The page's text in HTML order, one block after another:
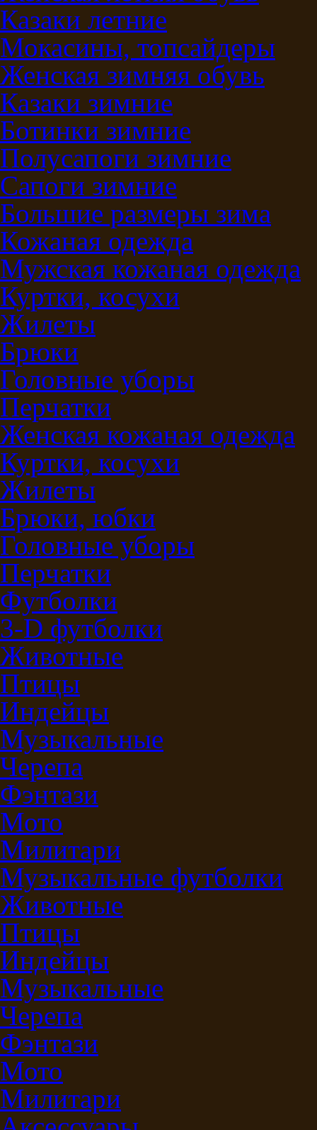
Казаки летние
Мокасины, топсайдеры
Женская зимняя обувь
Казаки зимние
Ботинки зимние
Полусапоги зимние
Сапоги зимние
Большие размеры зима
Кожаная одежда
Мужская кожаная одежда
Куртки, косухи
Жилеты
Брюки
Головные уборы
Перчатки
Женская кожаная одежда
Куртки, косухи
Жилеты
Брюки, юбки
Головные уборы
Перчатки
Футболки
3-D футболки
Животные
Птицы
Индейцы
Музыкальные
Черепа
Фэнтази
Мото
Милитари
Музыкальные футболки
Животные
Птицы
Индейцы
Музыкальные
Черепа
Фэнтази
Мото
Милитари